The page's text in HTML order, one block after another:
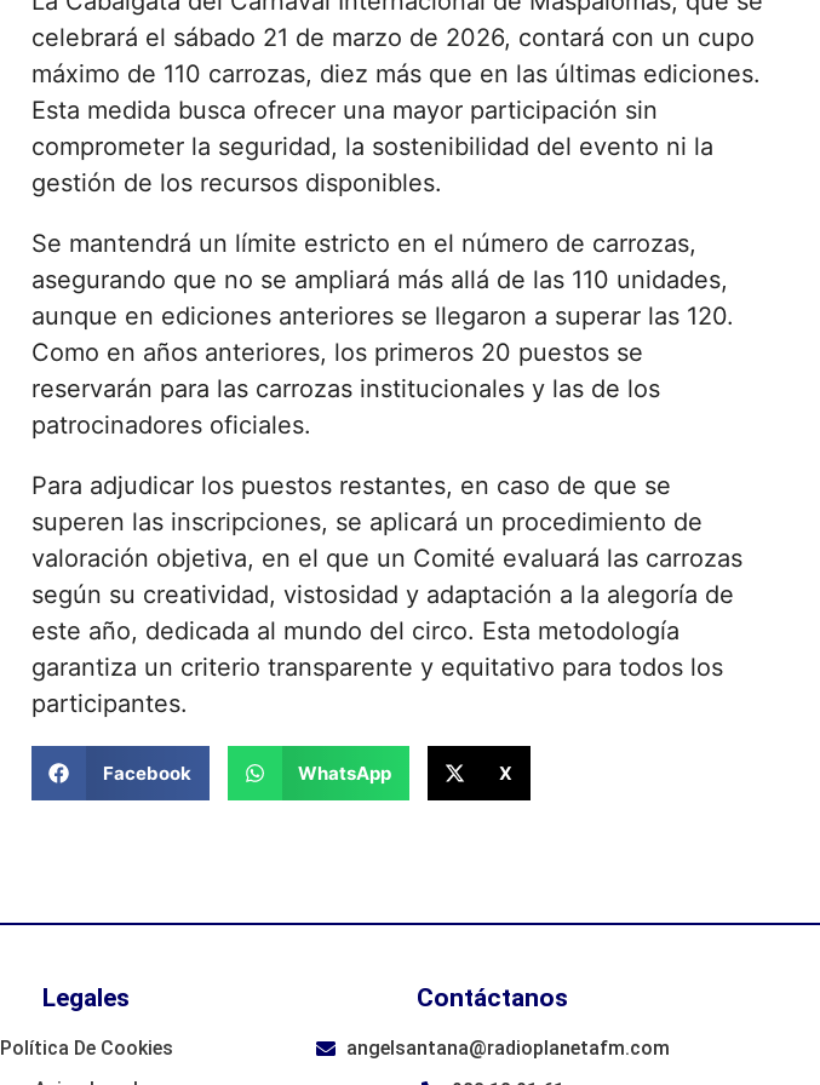
celebrará el sábado 21 de marzo de 2026, contará con un cupo
máximo de 110 carrozas, diez más que en las últimas ediciones.
Esta medida busca ofrecer una mayor participación sin
comprometer la seguridad, la sostenibilidad del evento ni la
gestión de los recursos disponibles.
Se mantendrá un límite estricto en el número de carrozas,
asegurando que no se ampliará más allá de las 110 unidades,
aunque en ediciones anteriores se llegaron a superar las 120.
Como en años anteriores, los primeros 20 puestos se
reservarán para las carrozas institucionales y las de los
patrocinadores oficiales.
Para adjudicar los puestos restantes, en caso de que se
superen las inscripciones, se aplicará un procedimiento de
valoración objetiva, en el que un Comité evaluará las carrozas
según su creatividad, vistosidad y adaptación a la alegoría de
este año, dedicada al mundo del circo. Esta metodología
garantiza un criterio transparente y equitativo para todos los
participantes.
Facebook WhatsApp X
Legales
Política De Cookies
Contáctanos
angelsantana@radioplanetafm.com